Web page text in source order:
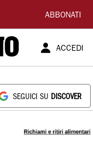
ABBONATI
ACCEDI
SEGUICI SU DISCOVER